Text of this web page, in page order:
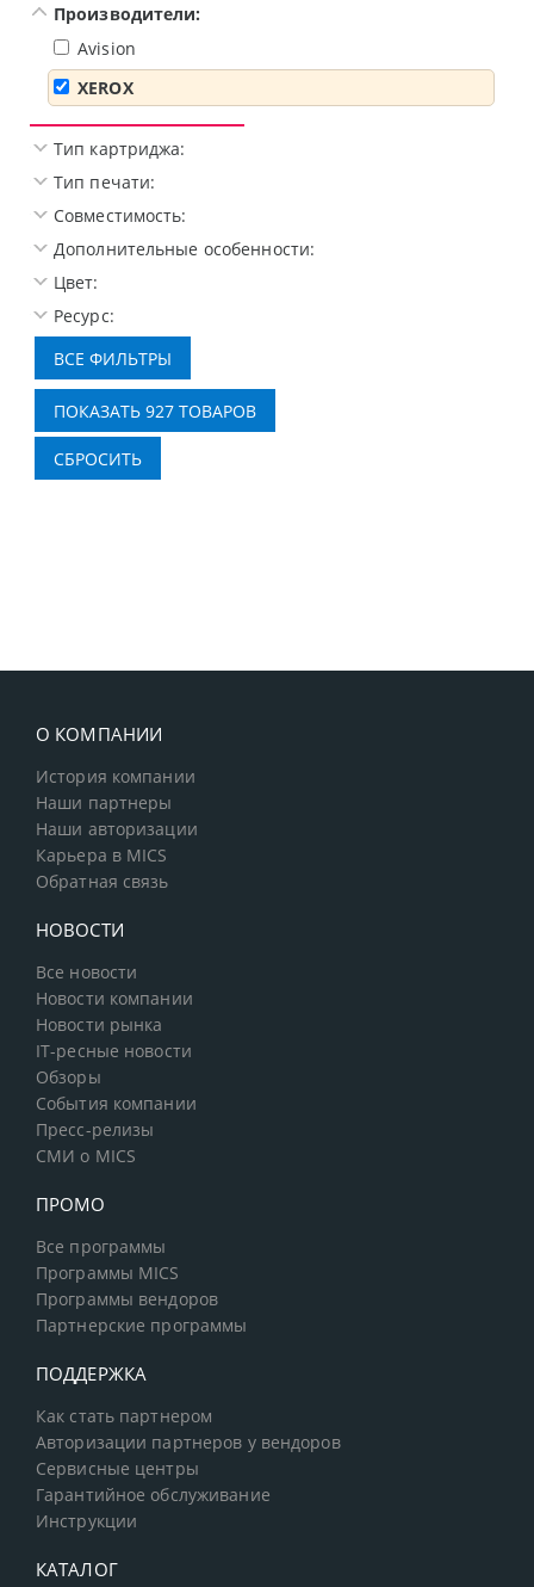
Производители:
Avision
XEROX
Тип картриджа:
Тип печати:
Совместимость:
Дополнительные особенности:
Цвет:
Ресурс:
О КОМПАНИИ
История компании
Наши партнеры
Наши авторизации
Карьера в MICS
Обратная связь
НОВОСТИ
Все новости
Новости компании
Новости рынка
IT-ресные новости
Обзоры
События компании
Пресс-релизы
СМИ о MICS
ПРОМО
Все программы
Программы MICS
Программы вендоров
Партнерские программы
ПОДДЕРЖКА
Как стать партнером
Авторизации партнеров у вендоров
Сервисные центры
Гарантийное обслуживание
Инструкции
КАТАЛОГ